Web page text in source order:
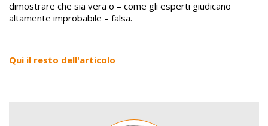
dimostrare che sia vera o – come gli esperti giudicano
altamente improbabile – falsa.
Qui il resto dell'articolo